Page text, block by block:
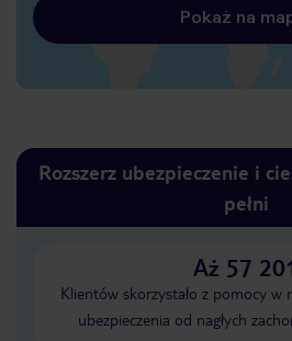
Pokaż na
Rozszerz ubezpieczenie i
pełni
Aż 57
Klientów skorzystało z pomocy w
ubezpieczenia od nagłych